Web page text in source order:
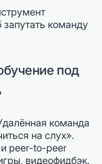
команду
под
команда
на слух».
peer-to-peer
видеофидбэк.